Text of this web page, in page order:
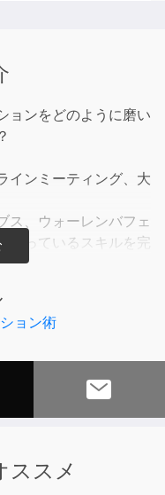
ョンをどのように磨い
インミーティング、大
ス、ウォーレンバフェ
使っているスキルを完
させることが全て
発揮するのか
たら何と答えるべきか
ョン術
ススメ